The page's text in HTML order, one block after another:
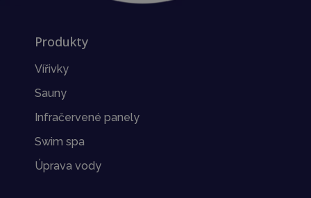
Produkty
Vířivky
Sauny
Infračervené panely
Swim spa
Úprava vody